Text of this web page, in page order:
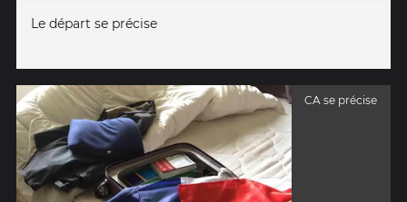
Le départ se précise
CA se précise